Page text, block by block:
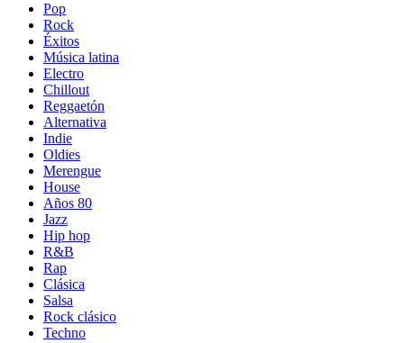
Pop
Rock
Éxitos
Música latina
Electro
Chillout
Reggaetón
Alternativa
Indie
Oldies
Merengue
House
Años 80
Jazz
Hip hop
R&B
Rap
Clásica
Salsa
Rock clásico
Techno